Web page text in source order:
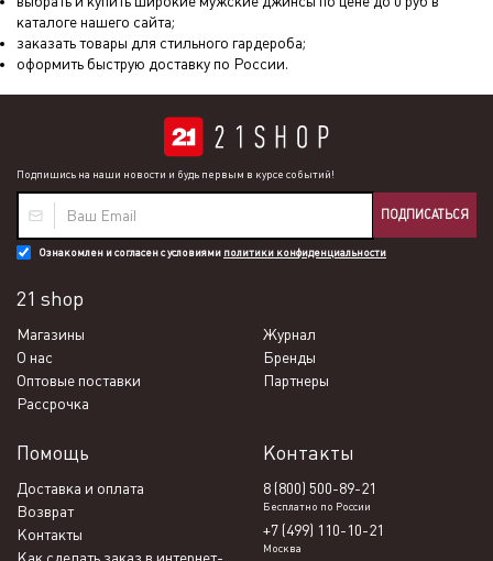
каталоге нашего сайта;
заказать товары для стильного гардероба;
оформить быструю доставку по России.
Подпишись на наши новости и будь первым в курсе событий!
ПОДПИСАТЬСЯ
Ознакомлен и согласен с условиями политики конфиденциальности
21 shop
Магазины
Журнал
О нас
Бренды
Оптовые поставки
Партнеры
Рассрочка
Помощь
Доставка и оплата
Возврат
Контакты
Контакты
8 (800) 500-89-21
Бесплатно по России
+7 (499) 110-10-21
Москва